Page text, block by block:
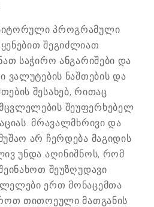
პროგრამული
შეგიძლიათ
საჭირო ანგარიშები და
ვალუტების ნაშთების და
შესახებ, რითაც
შეუფერხებელ
მრავალმხრივი და
არ ჩერდება მაგიდის
უნდა აღინიშნოს, რომ
შეუზღუდავი
ერთ მონაცემთა
თითოეული მათგანის